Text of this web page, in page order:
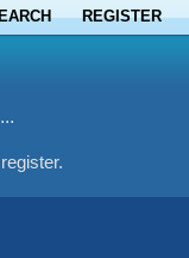
REGISTER